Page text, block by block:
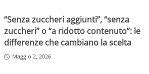
“Senza zuccheri aggiunti”, “senza
zuccheri” o “a ridotto contenuto”: le
differenze che cambiano la scelta
Maggio 2, 2026